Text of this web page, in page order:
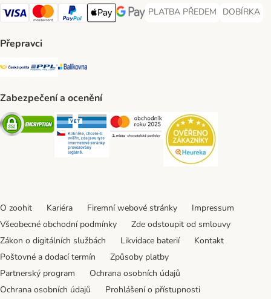
Visa Payment Method
Mastercard Payment Method
PayPal Payment Method
Apple pay Payment Method
GooglePay Payment Method
PLATBA PŘEDEM
PLATBA PŘEDEM Payment
DOBÍRKA
DOBÍRKA
Přepravci
Česká pošta Shipping Method
PPL Shipping Method
Balíkovna Shipping Method
Zabezpečení a ocenění
Security Security Security
O zoohit Kariéra Firemní webové stránky
Impressum
Všeobecné obchodní podmínky
Zde odstoupit od smlouvy
Zákon o digitálních službách
Likvidace baterií
Kontakt
Poštovné a dodací termín
Způsoby platby
Partnerský program
Ochrana osobních údajů
Ochrana osobních údajů
Prohlášení o přístupnosti